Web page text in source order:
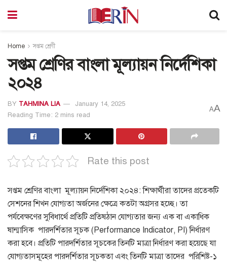
Home সপ্তম শ্রেণী
সপ্তম শ্রেণির বাংলা মূল্যায়ন নির্দেশিকা
২০২৪
BY TAHMINA LIA
January 14, 2025
Reading Time: 2 mins read
AA
Rate this post
সপ্তম শ্রেণির বাংলা মূল্যায়ন নির্দেশিকা ২০২৪: শিক্ষার্থীরা তাদের প্রতেকটি
সেশনের শিখন যোগ্যতা অর্জনের ক্ষেত্রে কতটা অগ্রসর হচ্ছে। তা
পর্যবেক্ষণের সুবিধার্থে প্রতিটি প্রতিষঠান যোগ্যতার জন্য এক বা একাধিক
ষান্মাসিক পারদর্শিতার সূচক (Performance Indicator, PI) নির্ধারণ
করা হবে। প্রতিটি পারদর্শিতার সূচকের তিনটি মাত্রা নির্ধারণ করা হয়েছে যা
যোগ্যতাসমূহের পারদর্শিতার সূচকতা এবং তিনটি মাত্রা তাদের পরিশিষ্ট-১